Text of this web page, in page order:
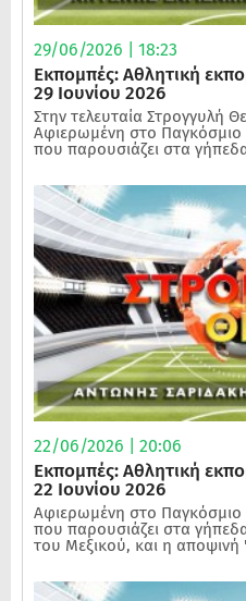
29/06/2026 | 18:23
Εκπομπές: Αθλητική
29 Ιουνίου 2026
Στην τελευταία Στρογγυλή
Αφιερωμένη στο Παγκόσμιο
που παρουσιάζει στα
22/06/2026 | 20:06
Εκπομπές: Αθλητική
22 Ιουνίου 2026
Αφιερωμένη στο Παγκόσμιο
που παρουσιάζει στα
του Μεξικού, και η αποψινή